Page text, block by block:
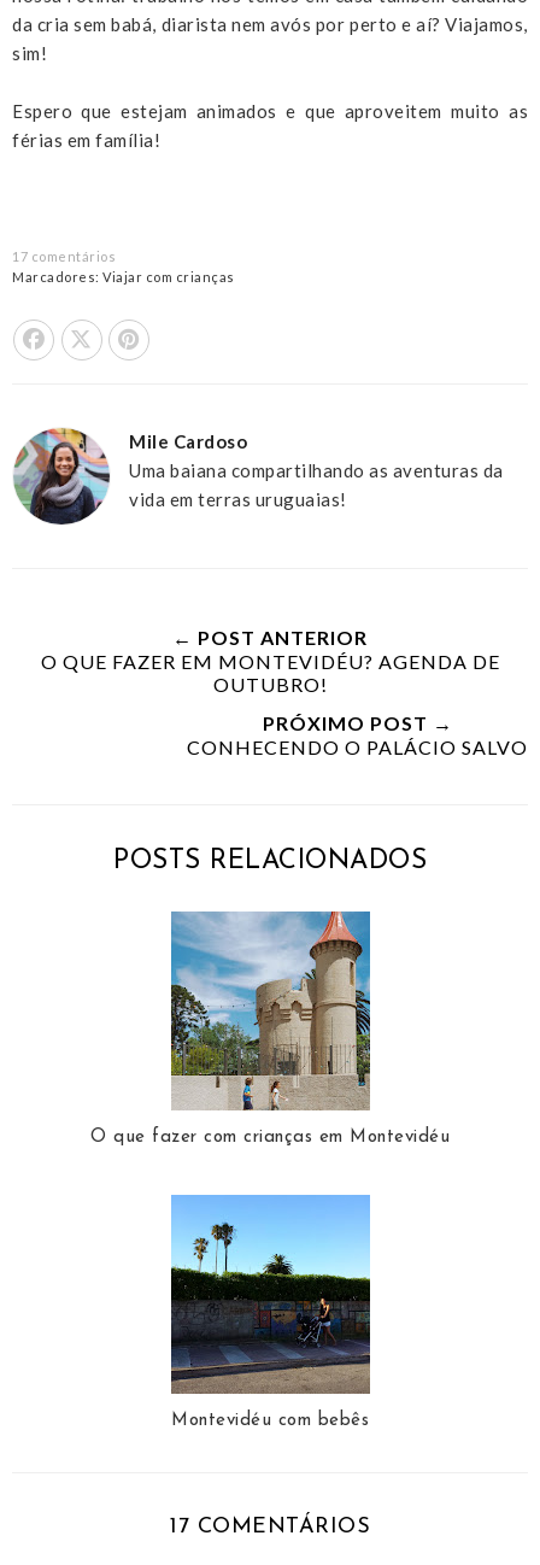
da cria sem babá, diarista nem avós por perto e aí? Viajamos,
sim!
Espero que estejam animados e que aproveitem muito as
férias em família!
17 comentários
Marcadores: Viajar com crianças
Share On Facebook
Tweet This
Mile Cardoso
Uma baiana compartilhando as aventuras da
vida em terras uruguaias!
← POST ANTERIOR
O QUE FAZER EM MONTEVIDÉU? AGENDA DE
OUTUBRO!
PRÓXIMO POST →
CONHECENDO O PALÁCIO SALVO
POSTS RELACIONADOS
O que fazer com crianças em Montevidéu
Montevidéu com bebês
17 COMENTÁRIOS